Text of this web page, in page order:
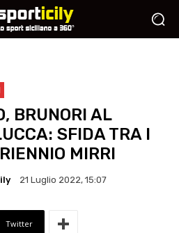
BRUNORI AL
SFIDA TRA I
MIRRI
21 Luglio 2022, 15:07
Twitter